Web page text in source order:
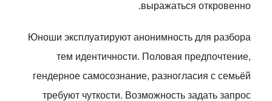
выражаться откровенно.
Юноши эксплуатируют анонимность для разбора
тем идентичности. Половая предпочтение,
гендерное самосознание, разногласия с семьёй
требуют чуткости. Возможность задать запрос